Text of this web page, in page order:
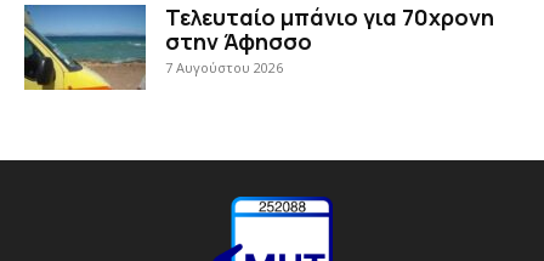
Τελευταίο μπάνιο για 70χρονη
στην Άφησσο
7 Αυγούστου 2026